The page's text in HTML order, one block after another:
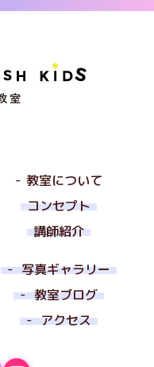
教室について
コンセプト
講師紹介
写真ギャラリー
教室ブログ
アクセス